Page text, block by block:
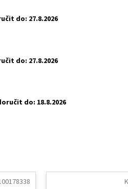
do: 27.8.2026
do: 27.8.2026
do: 18.8.2026